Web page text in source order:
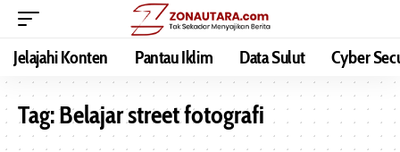
Jelajahi Konten Pantau Iklim Data Sulut Cyber
Tag:Belajar street fotografi